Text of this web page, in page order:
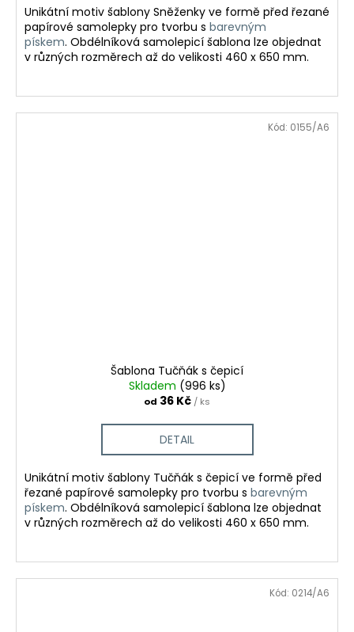
Unikátní motiv šablony Sněženky ve formě před řezané
papírové samolepky pro tvorbu s barevným
pískem. Obdélníková samolepicí šablona lze objednat
v různých rozměrech až do velikosti 460 x 650 mm.
Šablona Tučňák s čepicí
Skladem (996 ks)
od 36 Kč / ks
DETAIL
Unikátní motiv šablony Tučňák s čepicí ve formě před
řezané papírové samolepky pro tvorbu s barevným
pískem. Obdélníková samolepicí šablona lze objednat
v různých rozměrech až do velikosti 460 x 650 mm.
Kód: 0155/A6
Kód: 0214/A6